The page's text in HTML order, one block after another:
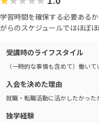
学習時間を確保する必要ある
がらのスケジュールではほぼ
受講時のライフスタイル
（一時的な事情も含めて）働い
入会を決めた理由
就職・転職活動に活かしたかった
独学経験